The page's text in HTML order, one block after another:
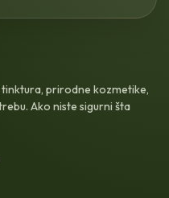
prirodne kozmetike,
Ako niste sigurni šta